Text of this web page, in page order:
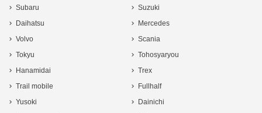
Subaru
Suzuki
Daihatsu
Mercedes
Volvo
Scania
Tokyu
Tohosyaryou
Hanamidai
Trex
Trail mobile
Fullhalf
Yusoki
Dainichi